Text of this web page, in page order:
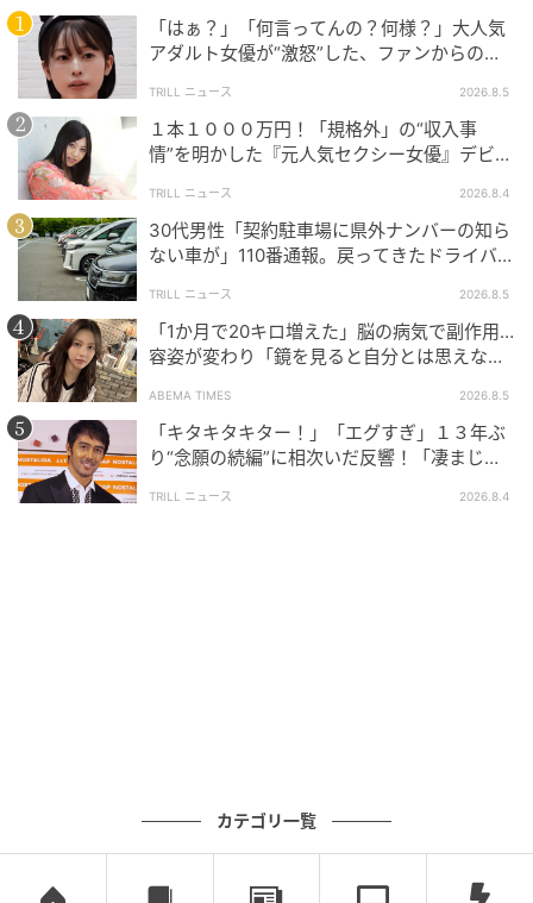
ウーマンエキサイト
ウーマンエキサイト
「はぁ？」「何言ってんの？何様？」大人気
アダルト女優が“激怒”した、ファンからの
TRILL ニュース 2026.8.5
１本１０００万円！「規格外」の“収入事
情”を明かした『元人気セクシー女優』デビュ
TRILL ニュース 2026.8.4
30代男性「契約駐車場に県外ナンバーの知ら
ない車が」110番通報。戻ってきたドライバー
TRILL ニュース 2026.8.5
「1か月で20キロ増えた」脳の病気で副作用…
容姿が変わり「鏡を見ると自分とは思えなか
ABEMA TIMES 2026.8.5
「キタキタキター！」「エグすぎ」１３年ぶ
り“念願の続編”に相次いだ反響！「凄まじく
TRILL ニュース 2026.8.4
カテゴリ一覧